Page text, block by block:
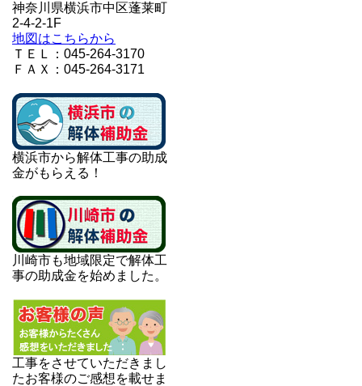
神奈川県横浜市中区蓬莱町
2-4-2-1F
地図はこちらから
ＴＥＬ：045-264-3170
ＦＡＸ：045-264-3171
横浜市から解体工事の助成
金がもらえる！
川崎市も地域限定で解体工
事の助成金を始めました。
工事をさせていただきまし
たお客様のご感想を載せま